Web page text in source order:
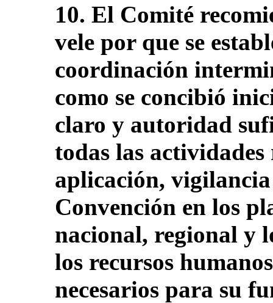
10. El Comité
vele por que se
coordinación
como se concibió
claro y autoridad
todas las
aplicación,
Convención en los
nacional, regional y
los recursos
necesarios para su